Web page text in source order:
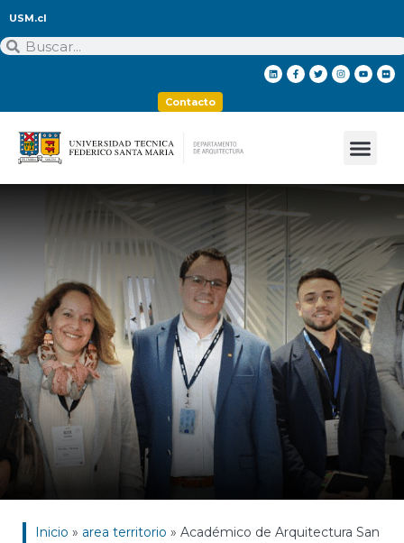
USM.cl
Contacto
Inicio » area territorio » Académico de Arquitectura San